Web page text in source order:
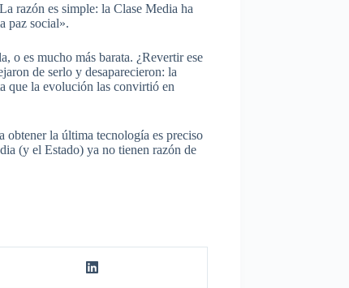
razón es simple: la Clase Media ha
paz social».
o es mucho más barata. ¿Revertir ese
de serlo y desaparecieron: la
que la evolución las convirtió en
obtener la última tecnología es preciso
(y el Estado) ya no tienen razón de